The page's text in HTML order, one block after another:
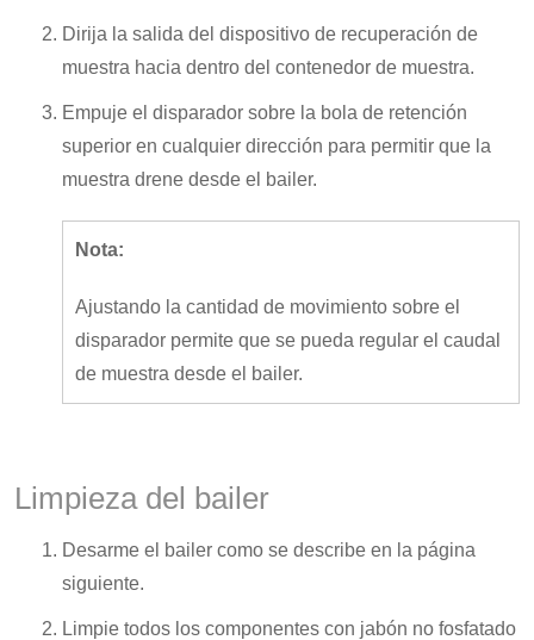
Dirija la salida del dispositivo de recuperación de
muestra hacia dentro del contenedor de muestra.
Empuje el disparador sobre la bola de retención
superior en cualquier dirección para permitir que la
muestra drene desde el bailer.
Nota:
Ajustando la cantidad de movimiento sobre el
disparador permite que se pueda regular el caudal
de muestra desde el bailer.
Limpieza del bailer
Desarme el bailer como se describe en la página
siguiente.
Limpie todos los componentes con jabón no fosfatado